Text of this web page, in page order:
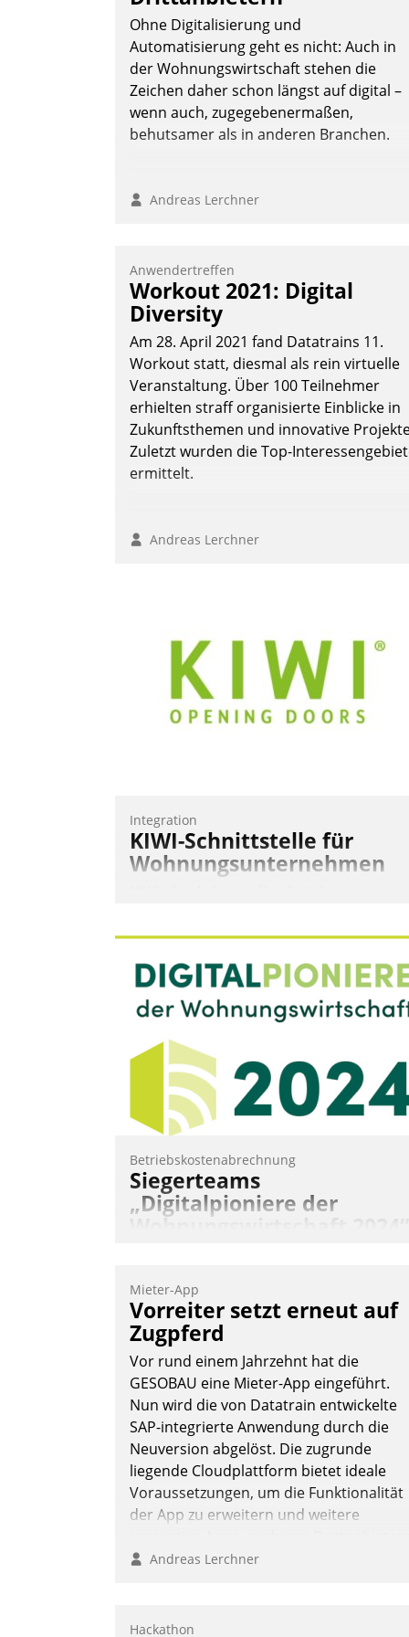
Nadja Hußmann
Ohne Digitalisierung und
Automatisierung geht es nicht: Auch in
der Wohnungswirtschaft stehen die
Zeichen daher schon längst auf digital –
wenn auch, zugegebenermaßen,
behutsamer als in anderen Branchen.
Andreas Lerchner
Anwendertreffen
Workout 2021: Digital
Diversity
Am 28. April 2021 fand Datatrains 11.
Workout statt, diesmal als rein virtuelle
Veranstaltung. Über 100 Teilnehmer
erhielten straff organisierte Einblicke in
Zukunftsthemen und innovative
Zuletzt wurden die Top-
ermittelt.
Andreas Lerchner
Integration
KIWI-Schnittstelle für
Wohnungsunternehmen
Beratungs- und
Andreas Lerchner
Betriebskostenabrechnung
Siegerteams
„Digitalpioniere der
Wohnungswirtschaft 2024“
den Weg in eine digitale Zukunft zu
finden, ist das Ziel des Awards
„Digitalpioniere der
Wohnungswirtschaft“. Bewerben können
sich dafür ein Team bestehend aus
Wohnungsunternehmen und PropTech.
DW Die Wohnungswirtschaft
Mieter-App
Vorreiter setzt erneut auf
Zugpferd
Vor rund einem Jahrzehnt hat die
GESOBAU eine Mieter-App eingeführt.
Nun wird die von Datatrain entwickelte
SAP-integrierte Anwendung durch die
Neuversion abgelöst. Die zugrunde
liegende Cloudplattform bietet ideale
Voraussetzungen, um die Funktionalität
der App zu erweitern und weitere
in SAP zu integrieren.
Andreas Lerchner
Hackathon